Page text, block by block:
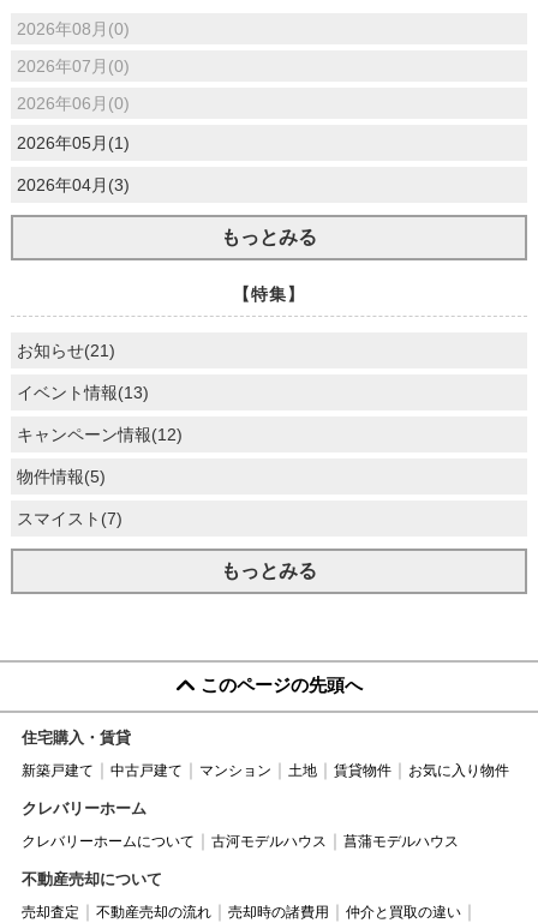
2026年08月(0)
2026年07月(0)
2026年06月(0)
2026年05月(1)
2026年04月(3)
もっとみる
【特集】
お知らせ(21)
イベント情報(13)
キャンペーン情報(12)
物件情報(5)
スマイスト(7)
もっとみる
このページの先頭へ
住宅購入・賃貸
新築戸建て 中古戸建て マンション 土地 賃貸物件 お気に入り物件
クレバリーホーム
クレバリーホームについて 古河モデルハウス 菖蒲モデルハウス
不動産売却について
売却査定 不動産売却の流れ 売却時の諸費用
仲介と買取の違い